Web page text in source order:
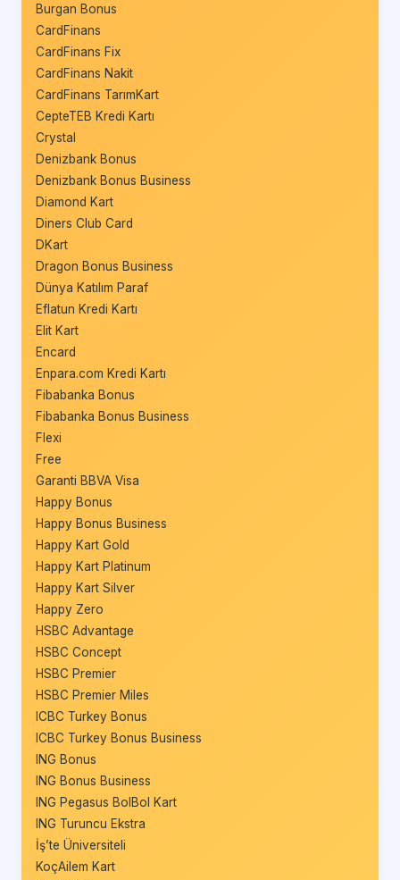
Burgan Bonus
CardFinans
CardFinans Fix
CardFinans Nakit
CardFinans TarımKart
CepteTEB Kredi Kartı
Crystal
Denizbank Bonus
Denizbank Bonus Business
Diamond Kart
Diners Club Card
DKart
Dragon Bonus Business
Dünya Katılım Paraf
Eflatun Kredi Kartı
Elit Kart
Encard
Enpara.com Kredi Kartı
Fibabanka Bonus
Fibabanka Bonus Business
Flexi
Free
Garanti BBVA Visa
Happy Bonus
Happy Bonus Business
Happy Kart Gold
Happy Kart Platinum
Happy Kart Silver
Happy Zero
HSBC Advantage
HSBC Concept
HSBC Premier
HSBC Premier Miles
ICBC Turkey Bonus
ICBC Turkey Bonus Business
ING Bonus
ING Bonus Business
ING Pegasus BolBol Kart
ING Turuncu Ekstra
İş’te Üniversiteli
KoçAilem Kart